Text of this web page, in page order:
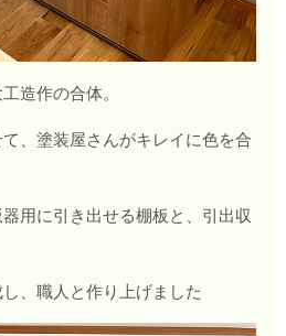
造作の合体。
、塗装屋さんがキレイに色を合
用に引き出せる棚板と、引出収
、職人と作り上げました